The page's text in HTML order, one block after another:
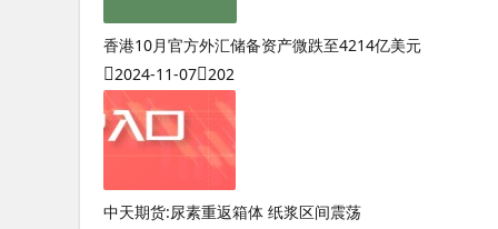
香港10月官方外汇储备资产微跌至4214亿美元
2024-11-07 202
中天期货:尿素重返箱体 纸浆区间震荡